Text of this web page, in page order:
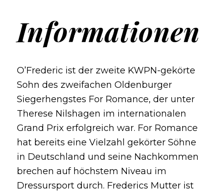
Informationen
O’Frederic ist der zweite KWPN-gekörte
Sohn des zweifachen Oldenburger
Siegerhengstes For Romance, der unter
Therese Nilshagen im internationalen
Grand Prix erfolgreich war. For Romance
hat bereits eine Vielzahl gekörter Söhne
in Deutschland und seine Nachkommen
brechen auf höchstem Niveau im
Dressursport durch. Frederics Mutter ist